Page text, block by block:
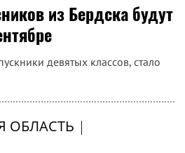
из Бердска будут
девятых классов, стало
ОБЛАСТЬ |